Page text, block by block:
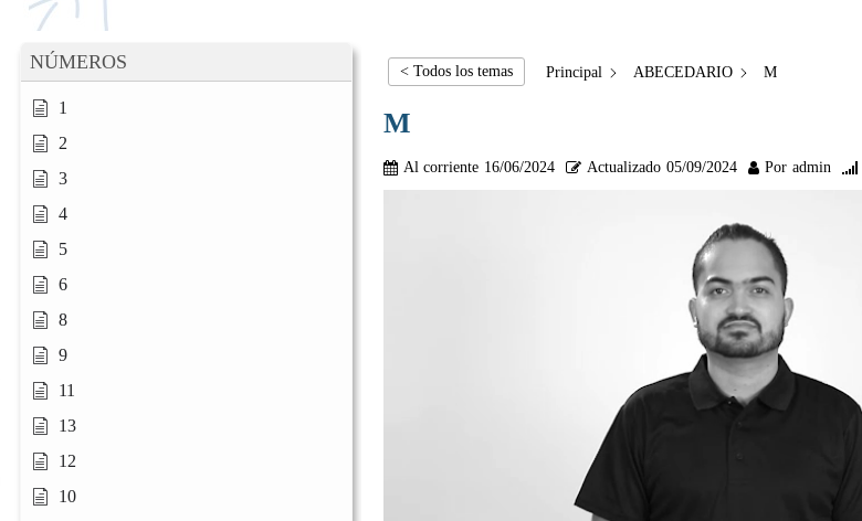
NÚMEROS
1
2
3
4
5
6
8
9
11
13
12
10
< Todos los temas Principal ABECEDARIO M
M
Al corriente 16/06/2024 Actualizado 05/09/2024 Por admin